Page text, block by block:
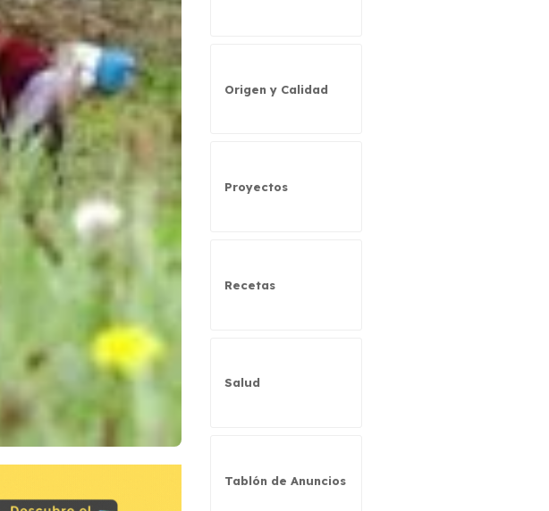
Origen y Calidad
Proyectos
Recetas
Salud
Tablón de Anuncios